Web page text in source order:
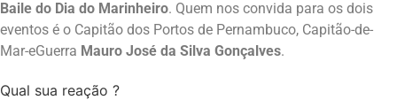
Baile do Dia do Marinheiro. Quem nos convida para os dois
eventos é o Capitão dos Portos de Pernambuco, Capitão-de-
Mar-eGuerra Mauro José da Silva Gonçalves.
Qual sua reação ?